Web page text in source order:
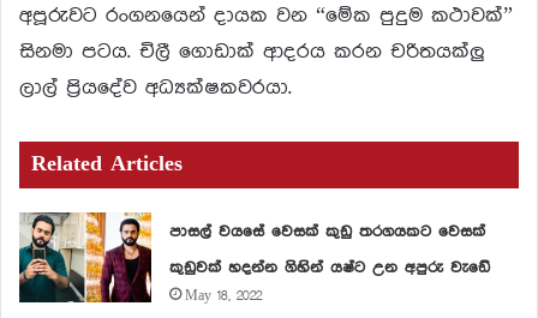
අපූරුවට රංගනයෙන් දායක වන “මේක පුදුම කථාවක්”
සිනමා පටය. චිලී ගොඩාක් ආදරය කරන චරිතයක්ලු
ලාල් ප්‍රියදේව අධ්‍යක්ෂකවරයා.
Related Articles
පාසල් වයසේ වෙසක් කුඩු තරගයකට වෙසක්
කුඩුවක් හදන්න ගිහින් යෂ්ට උන අපුරු වැඩේ
May 18, 2022